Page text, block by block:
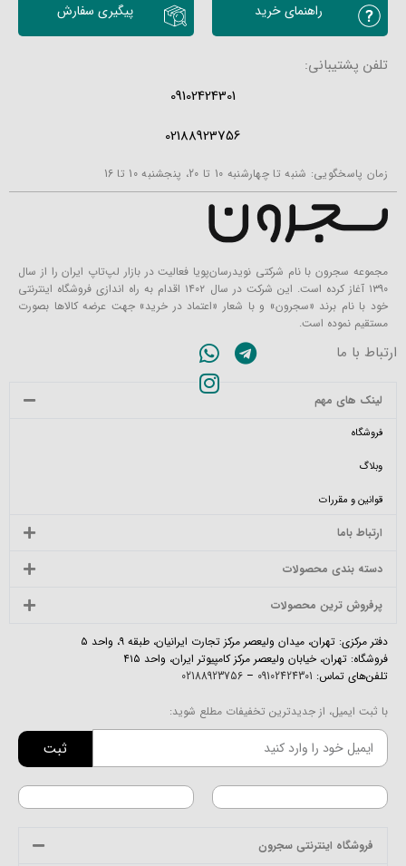
راهنمای خرید پیگیری سفارش
تلفن پشتیبانی:
09102424301
02188923756
زمان پاسخگویی: شنبه تا چهارشنبه 10 تا 20، پنجشنبه 10 تا 16
مجموعه سجرون با نام شرکتی نویدرسان‌پویا فعالیت در بازار لپ‌تاپ ایران را از سال
۱۳۹۰ آغاز کرده است. این شرکت در سال ۱۴۰۲ اقدام به راه اندازی فروشگاه اینترنتی
خود با نام برند «سجرون» و با شعار «اعتماد در خرید» جهت عرضه کالاها بصورت
مستقیم نموده است.
ارتباط با ما
لینک های مهم
فروشگاه
وبلاگ
قوانین و مقررات
ارتباط باما
دسته بندی محصولات
پرفروش ترین محصولات
دفتر مرکزی: تهران، میدان ولیعصر مرکز تجارت ایرانیان، طبقه ۹، واحد ۵
فروشگاه: تهران، خیابان ولیعصر مرکز کامپیوتر ایران، واحد ۴۱۵
تلفن‌های تماس: 09102424301
–
02188923756
با ثبت ایمیل، از جدیدترین تخفیفات مطلع شوید:
ثبت
فروشگاه اینترنتی سجرون